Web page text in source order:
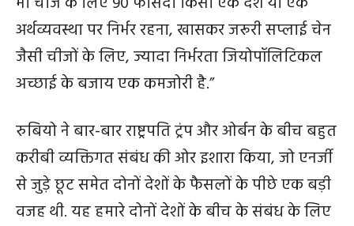
अर्थव्यवस्था पर निर्भर रहना, खासकर जरूरी सप्लाई चेन
जैसी चीजों के लिए, ज्यादा निर्भरता जियोपॉलिटिकल
अच्छाई के बजाय एक कमजोरी है.”
रुबियो ने बार-बार राष्ट्रपति ट्रंप और ओर्बन के बीच बहुत
करीबी व्यक्तिगत संबंध की ओर इशारा किया, जो एनर्जी
से जुड़े छूट समेत दोनों देशों के फैसलों के पीछे एक बड़ी
वजह थी. यह हमारे दोनों देशों के बीच के संबंध के लिए